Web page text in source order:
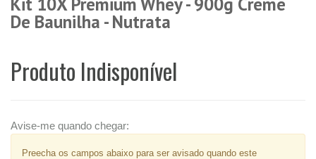
De Baunilha - Nutrata
Produto Indisponível
Avise-me quando chegar:
Preecha os campos abaixo para ser avisado quando este